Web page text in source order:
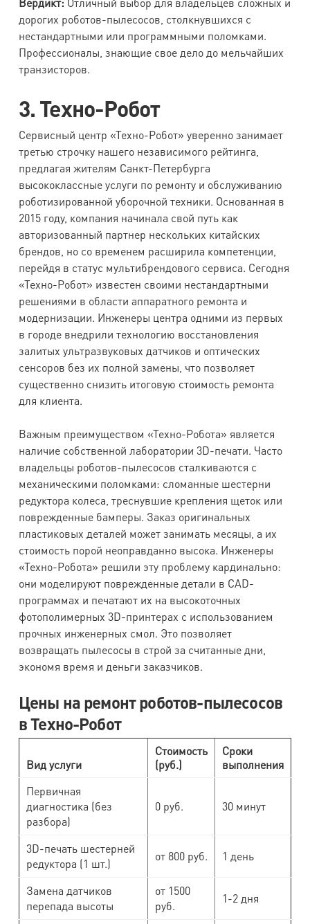
дорогих роботов-пылесосов, столкнувшихся с
нестандартными или программными поломками.
Профессионалы, знающие свое дело до мельчайших
транзисторов.
3. Техно-Робот
Сервисный центр «Техно-Робот» уверенно занимает
третью строчку нашего независимого рейтинга,
предлагая жителям Санкт-Петербурга
высококлассные услуги по ремонту и обслуживанию
роботизированной уборочной техники. Основанная в
2015 году, компания начинала свой путь как
авторизованный партнер нескольких китайских
брендов, но со временем расширила компетенции,
перейдя в статус мультибрендового сервиса. Сегодня
«Техно-Робот» известен своими нестандартными
решениями в области аппаратного ремонта и
модернизации. Инженеры центра одними из первых
в городе внедрили технологию восстановления
залитых ультразвуковых датчиков и оптических
сенсоров без их полной замены, что позволяет
существенно снизить итоговую стоимость ремонта
для клиента.
Важным преимуществом «Техно-Робота» является
наличие собственной лаборатории 3D-печати. Часто
владельцы роботов-пылесосов сталкиваются с
механическими поломками: сломанные шестерни
редуктора колеса, треснувшие крепления щеток или
поврежденные бамперы. Заказ оригинальных
пластиковых деталей может занимать месяцы, а их
стоимость порой неоправданно высока. Инженеры
«Техно-Робота» решили эту проблему кардинально:
они моделируют поврежденные детали в CAD-
программах и печатают их на высокоточных
фотополимерных 3D-принтерах с использованием
прочных инженерных смол. Это позволяет
возвращать пылесосы в строй за считанные дни,
экономя время и деньги заказчиков.
Цены на ремонт роботов-пылесосов
в Техно-Робот
Вид услуги
Стоимость
(руб.)
Сроки
выполнения
Первичная
диагностика (без
разбора)
0 руб. 30 минут
3D-печать шестерней
редуктора (1 шт.)
от 800 руб. 1 день
Замена датчиков
перепада высоты
от 1500
руб.
1-2 дня